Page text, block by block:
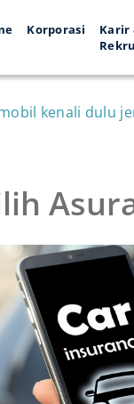
Korporasi
Karir
kenali dulu